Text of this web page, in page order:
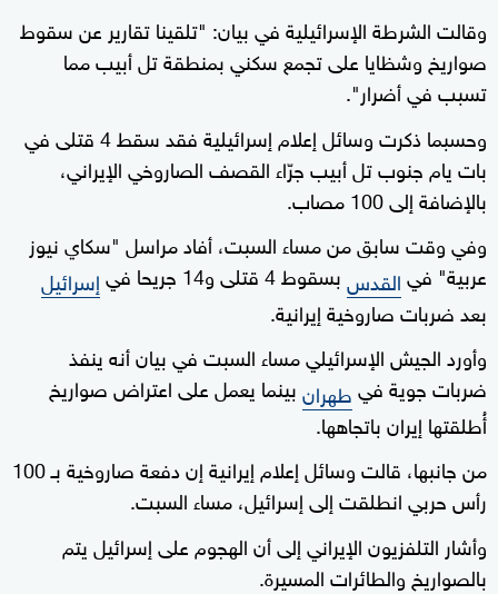
وقالت الشرطة الإسرائيلية في بيان: "تلقينا تقارير عن سقوط
صواريخ وشظايا على تجمع سكني بمنطقة تل أبيب مما
تسبب في أضرار".
وحسبما ذكرت وسائل إعلام إسرائيلية فقد سقط 4 قتلى في
بات يام جنوب تل أبيب جرّاء القصف الصاروخي الإيراني،
بالإضافة إلى 100 مصاب.
وفي وقت سابق من مساء السبت، أفاد مراسل "سكاي نيوز
عربية" فيالقدسبسقوط 4 قتلى و14 جريحا في
إسرائيل
بعد ضربات صاروخية إيرانية.
وأورد الجيش الإسرائيلي مساء السبت في بيان أنه ينفذ
ضربات جوية فيطهرانبينما يعمل على اعتراض صواريخ
أُطلقتها إيران باتجاهها.
من جانبها، قالت وسائل إعلام إيرانية إن دفعة صاروخية بـ 100
رأس حربي انطلقت إلى إسرائيل، مساء السبت.
وأشار التلفزيون الإيراني إلى أن الهجوم على إسرائيل يتم
بالصواريخ والطائرات المسيرة.